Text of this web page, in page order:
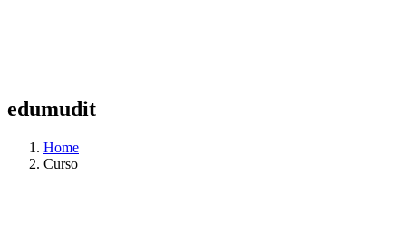
edumudit
Home
Curso